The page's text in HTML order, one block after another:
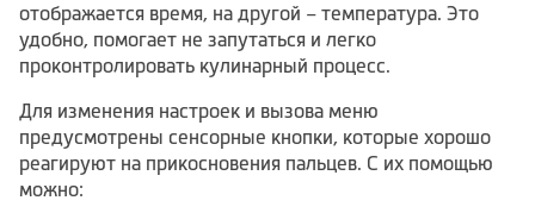
отображается время, на другой – температура. Это
удобно, помогает не запутаться и легко
проконтролировать кулинарный процесс.
Для изменения настроек и вызова меню
предусмотрены сенсорные кнопки, которые хорошо
реагируют на прикосновения пальцев. С их помощью
можно: